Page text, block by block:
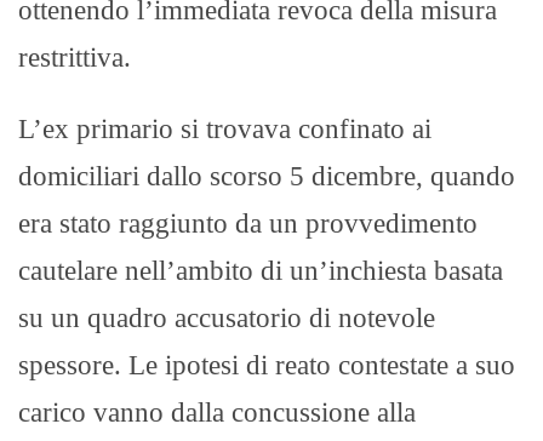
ottenendo l’immediata revoca della misura
restrittiva.
L’ex primario si trovava confinato ai
domiciliari dallo scorso 5 dicembre, quando
era stato raggiunto da un provvedimento
cautelare nell’ambito di un’inchiesta basata
su un quadro accusatorio di notevole
spessore. Le ipotesi di reato contestate a suo
carico vanno dalla concussione alla